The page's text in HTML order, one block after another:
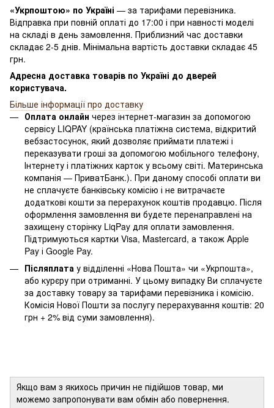
«Укрпоштою» по Україні — за тарифами перевізника.
Відправка при повній оплаті до 17:00 і при навності моделі
на складі в день замовлення. Приблизний час доставки
складає 2-5 днів. Мінімальна вартість доставки складає 45
грн.
Адресна доставка товарів по Україні до дверей
користувача.
Більше інформації про доставку
Оплата онлайн через інтернет-магазин за допомогою
сервісу LIQPAY (країнська платіжна система, відкритий
вебзастосунок, який дозволяє приймати платежі і
переказувати гроші за допомогою мобільного телефону,
Інтернету і платіжних карток у всьому світі. Материнська
компанія — ПриватБанк.). При даному способі оплати ви
не сплачуєте банківську комісію і не витрачаєте
додаткові кошти за перерахунок коштів продавцю. Після
оформлення замовлення ви будете перенаправлені на
захищену сторінку LiqPay для оплати замовлення.
Підтримуються картки Visa, Mastercard, а також Apple
Pay і Google Pay.
Післяплата у відділенні «Нова Пошта» чи «Укрпошта»,
або курєру при отриманні. У цьому випадку Ви сплачуєте
за доставку товару за тарифами перевізника і комісію.
Комісія Нової Пошти за послугу перерахування коштів: 20
грн + 2% від суми замовлення).
Якщо вам з якихось причин не підійшов товар, ми
можемо запропонувати вам обмін або повернення.